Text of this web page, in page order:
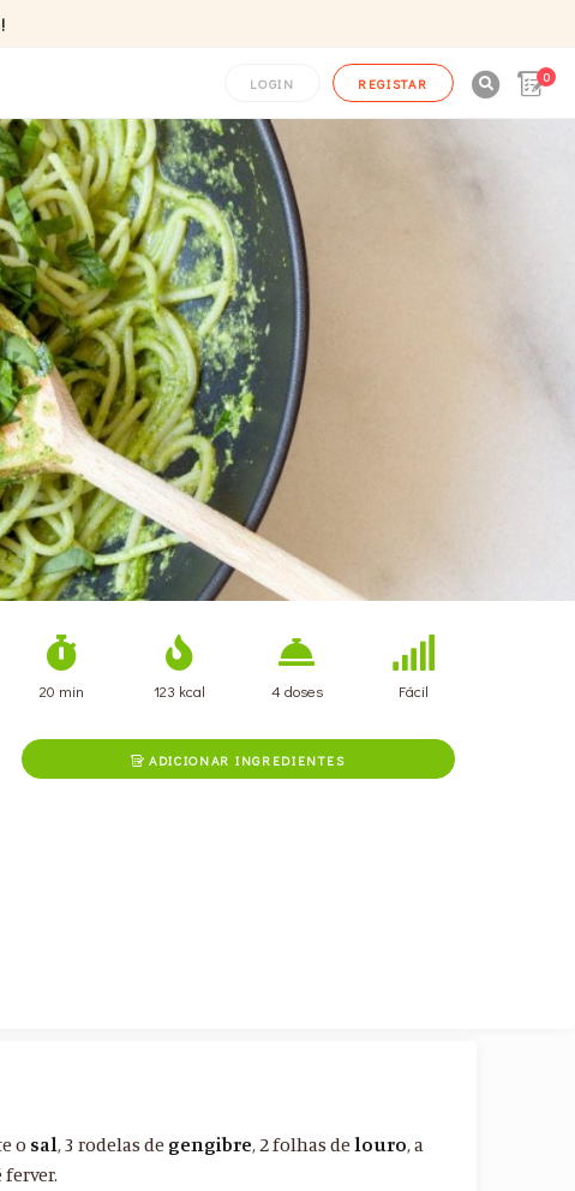
LOGIN REGISTAR 0
20 min 123 kcal 4 doses Fácil
 ADICIONAR INGREDIENTES
o sal, 3 rodelas de gengibre, 2 folhas delouro, a